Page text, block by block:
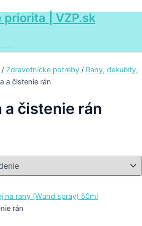
priorita | VZP.sk
/ Zdravotnícke potreby / Rany, dekubity,
a čistenie rán
a čistenie rán
rán